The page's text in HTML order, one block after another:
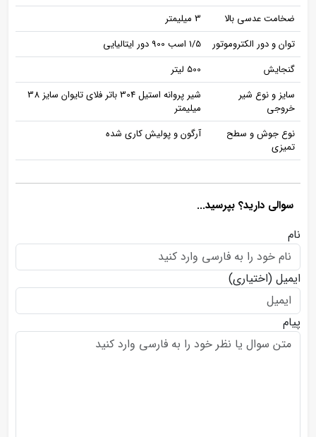
ضخامت عدسی بالا
3 میلیمتر
توان و دور الکتروموتور
1/5 اسب 900 دور ایتالیایی
گنجایش
500 لیتر
سایز و نوع شیر
خروجی
شیر پروانه استیل 304 باتر فلای تایوان سایز 38
میلیمتر
نوع جوش و سطح
تمیزی
آرگون و پولیش کاری شده
سوالی دارید؟ بپرسید...
نام
ایمیل (اختیاری)
پیام